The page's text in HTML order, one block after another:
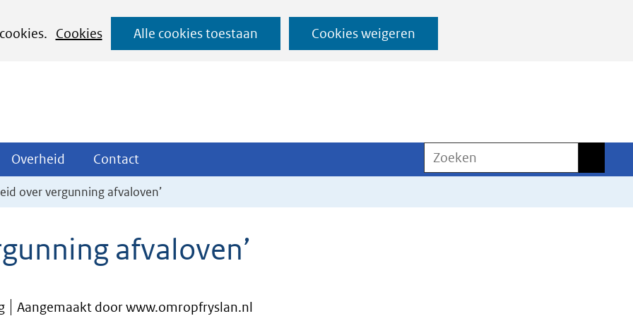
Cookies Alle cookies toestaan Cookies weigeren
Ga
naar
Overheid Overheid
Uitklappen
Contact
Uitklappen
Zoeken
over vergunning afvaloven’
afvaloven’
Aangemaakt door www.omropfryslan.nl